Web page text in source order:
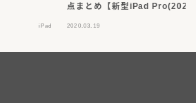
iPad
点まとめ【新型iPad
2020.03.19